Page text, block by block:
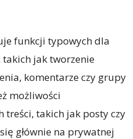
funkcji typowych dla
takich jak tworzenie
komentarze czy grupy
możliwości
takich jak posty czy
głównie na prywatnej